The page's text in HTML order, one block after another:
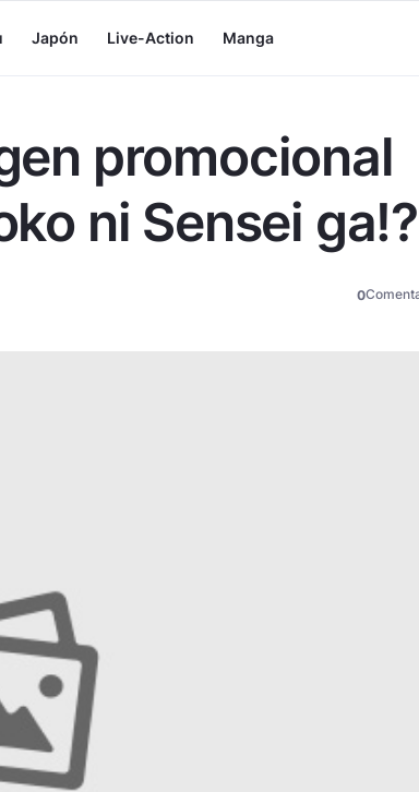
Japón Live-Action Manga
promocional
ni Sensei ga!?
0